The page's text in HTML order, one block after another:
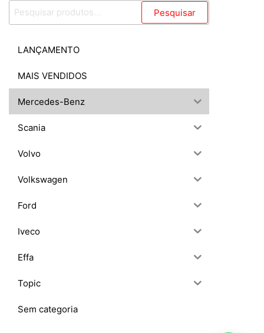
Pesquisar
Pesquisar
LANÇAMENTO
MAIS VENDIDOS
Mercedes-Benz
Scania
Volvo
Volkswagen
Ford
Iveco
Effa
Topic
Sem categoria